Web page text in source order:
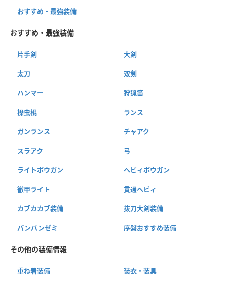
おすすめ・最強装備
おすすめ・最強装備
片手剣 大剣
太刀 双剣
ハンマー 狩猟笛
操虫棍 ランス
ガンランス チャアク
スラアク 弓
ライトボウガン ヘビィボウガン
徹甲ライト 貫通ヘビィ
カブカカブ装備 抜刀大剣装備
パンパンゼミ 序盤おすすめ装備
その他の装備情報
重ね着装備 装衣・装具